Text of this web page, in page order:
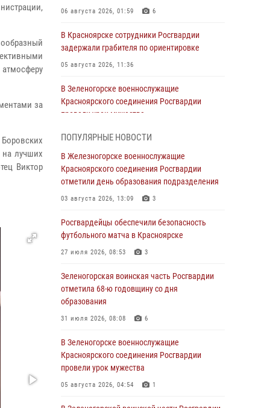
за
на лучших
Виктор
06 августа 2026, 01:59 6
В Красноярске сотрудники Росгвардии
задержали грабителя по ориентировке
05 августа 2026, 11:36
В Зеленогорске военнослужащие
Красноярского соединения Росгвардии
провели урок мужества
В Красноярске взрывотехники
спецподразделения Росгвардии уничтожили
артиллерийский снаряд
05 августа 2026, 04:52 1
В Красноярске сотрудники
вневедомственной охраны Росгвардии
задержали подозреваемого в серии краж из
04 августа 2026, 09:57
Сотрудники Росгвардии обеспечили
общественный порядок во время
Дудинке
04 августа 2026, 08:36 1
В Красноярске сотрудники Росгвардии
супермаркета
ПОПУЛЯРНЫЕ НОВОСТИ
В Железногорске военнослужащие
Красноярского соединения Росгвардии
отметили день образования подразделения
03 августа 2026, 13:09 3
Росгвардейцы обеспечили безопасность
футбольного матча в Красноярске
27 июля 2026, 08:53 3
Зеленогорская воинская часть Росгвардии
отметила 68-ю годовщину со дня
образования
31 июля 2026, 08:08 6
В Зеленогорске военнослужащие
Красноярского соединения Росгвардии
провели урок мужества
05 августа 2026, 04:54 1